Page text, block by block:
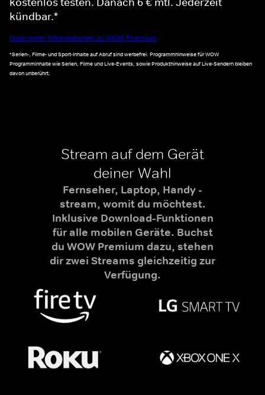
kündbar.*
Noch mehr Informationen zu WOW Premium
*Serien-, Filme- und Sport-Inhalte auf Abruf sind werbefrei. Programmhinweise für WOW
Programminhalte wie Serien, Filme und Live-Events, sowie Produkthinweise auf Live-Sendern bleiben
davon unberührt.
Stream auf dem Gerät
deiner Wahl
Fernseher, Laptop, Handy -
stream, womit du möchtest.
Inklusive Download-Funktionen
für alle mobilen Geräte. Buchst
du WOW Premium dazu, stehen
dir zwei Streams gleichzeitig zur
Verfügung.